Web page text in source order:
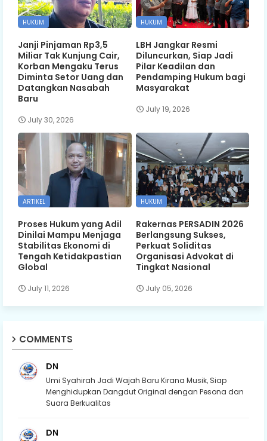
HUKUM
Janji Pinjaman Rp3,5
Miliar Tak Kunjung Cair,
Korban Mengaku Terus
Diminta Setor Uang dan
Datangkan Nasabah
Baru
July 30, 2026
HUKUM
LBH Jangkar Resmi
Diluncurkan, Siap Jadi
Pilar Keadilan dan
Pendamping Hukum bagi
Masyarakat
July 19, 2026
ARTIKEL
Proses Hukum yang Adil
Dinilai Mampu Menjaga
Stabilitas Ekonomi di
Tengah Ketidakpastian
Global
July 11, 2026
HUKUM
Rakernas PERSADIN 2026
Berlangsung Sukses,
Perkuat Soliditas
Organisasi Advokat di
Tingkat Nasional
July 05, 2026
COMMENTS
DN
Umi Syahirah Jadi Wajah Baru Kirana Musik, Siap
Menghidupkan Dangdut Original dengan Pesona dan
Suara Berkualitas
DN